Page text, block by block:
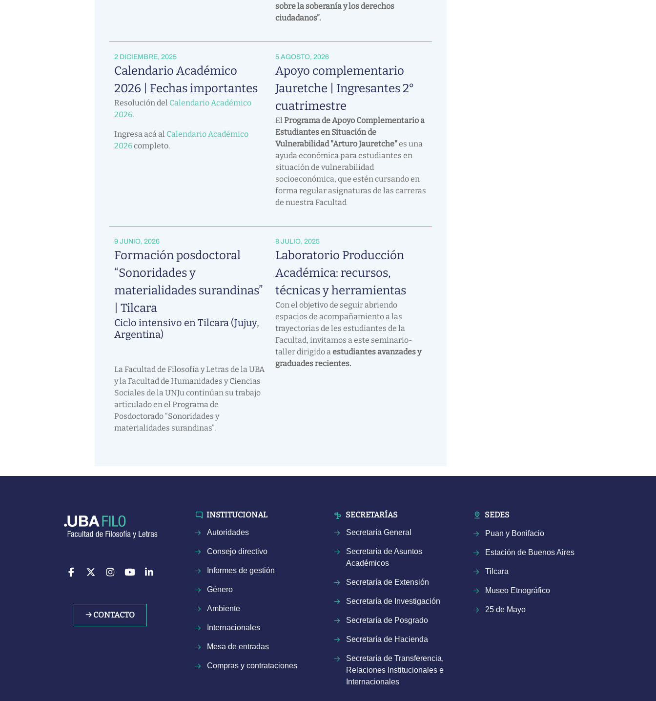
sobre la soberanía y los derechos
ciudadanos”.
2 DICIEMBRE, 2025
Calendario Académico
2026 | Fechas importantes
Resolución del Calendario Académico
2026.
Ingresa acá al Calendario Académico
2026completo.
5 AGOSTO, 2026
Apoyo complementario
Jauretche | Ingresantes 2°
cuatrimestre
ElPrograma de Apoyo Complementario a
Estudiantes en Situación de
Vulnerabilidad "Arturo Jauretche"es una
ayuda económica para estudiantes en
situación de vulnerabilidad
socioeconómica, que estén cursando en
forma regular asignaturas de las carreras
de nuestra Facultad
9 JUNIO, 2026
Formación posdoctoral
“Sonoridades y
materialidades surandinas”
| Tilcara
Ciclo intensivo en Tilcara (Jujuy,
Argentina)
La Facultad de Filosofía y Letras de la UBA
y la Facultad de Humanidades y Ciencias
Sociales de la UNJu continúan su trabajo
articulado en el Programa de
Posdoctorado “Sonoridades y
materialidades surandinas”.
8 JULIO, 2025
Laboratorio Producción
Académica: recursos,
técnicas y herramientas
Con el objetivo de seguir abriendo
espacios de acompañamiento a las
trayectorias de les estudiantes de la
Facultad, invitamos a este seminario-
taller dirigido aestudiantes avanzades y
graduades recientes.
→ CONTACTO
INSTITUCIONAL
Autoridades
Consejo directivo
Informes de gestión
Género
Ambiente
Internacionales
Mesa de entradas
Compras y contrataciones
SECRETARÍAS
Secretaría General
Secretaría de Asuntos
Académicos
Secretaría de Extensión
Secretaría de Investigación
Secretaría de Posgrado
Secretaría de Hacienda
Secretaría de Transferencia,
Relaciones Institucionales e
Internacionales
SEDES
Puan y Bonifacio
Estación de Buenos Aires
Tilcara
Museo Etnográfico
25 de Mayo